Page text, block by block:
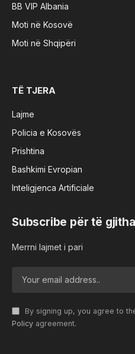
BB VIP Albania
Moti në Kosovë
Moti në Shqipëri
TË TJERA
Lajme
Policia e Kosovës
Prishtina
Bashkimi Evropian
Inteligjenca Artificiale
Subscribe për të
Merrni lajmet i pari
By signing up, you agree to
Policy agreement.